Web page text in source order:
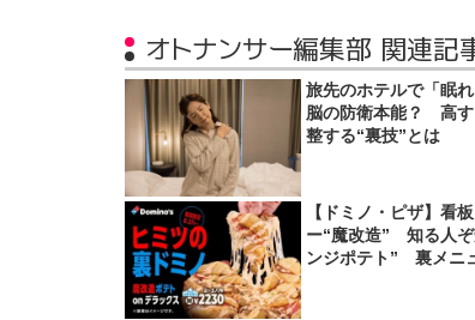
オトナンサー編集部 関連記
旅先のホテルで「眠
脳の防衛本能？ 高す
整する“裏技”とは
【ドミノ・ピザ】看
ー“魔改造” 知る人ぞ
ンジポテト” 裏メニ